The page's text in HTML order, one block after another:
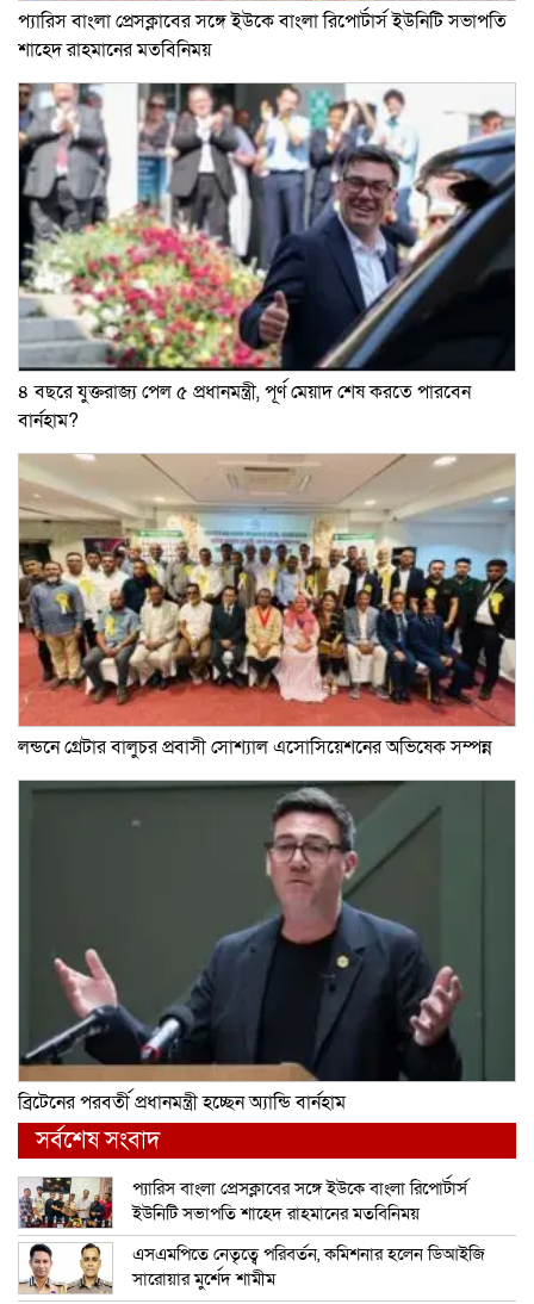
প্যারিস বাংলা প্রেসক্লাবের সঙ্গে ইউকে বাংলা রিপোর্টার্স ইউনিটি সভাপতি
শাহেদ রাহমানের মতবিনিময়
৪ বছরে যুক্তরাজ্য পেল ৫ প্রধানমন্ত্রী, পূর্ণ মেয়াদ শেষ করতে পারবেন
বার্নহাম?
লন্ডনে গ্রেটার বালুচর প্রবাসী সোশ্যাল এসোসিয়েশনের অভিষেক সম্পন্ন
ব্রিটেনের পরবর্তী প্রধানমন্ত্রী হচ্ছেন অ্যান্ডি বার্নহাম
সর্বশেষ সংবাদ
প্যারিস বাংলা প্রেসক্লাবের সঙ্গে ইউকে বাংলা রিপোর্টার্স
ইউনিটি সভাপতি শাহেদ রাহমানের মতবিনিময়
এসএমপিতে নেতৃত্বে পরিবর্তন, কমিশনার হলেন ডিআইজি
সারোয়ার মুর্শেদ শামীম